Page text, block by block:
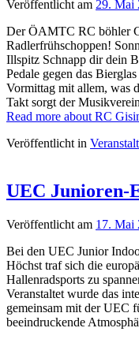
Veröffentlicht am 29. Mai
Der ÖAMTC RC böhler
Radlerfrühschoppen!
Illspitz Schnapp dir dein
Pedale gegen das
Vormittag mit allem, was
Takt sorgt der
Read more about RC
Veröffentlicht in
UEC Junioren-
Veröffentlicht am 17. Mai
Bei den UEC Junior
Höchst traf sich die
Hallenradsports zu
Veranstaltet wurde das
gemeinsam mit der UEC
beeindruckende